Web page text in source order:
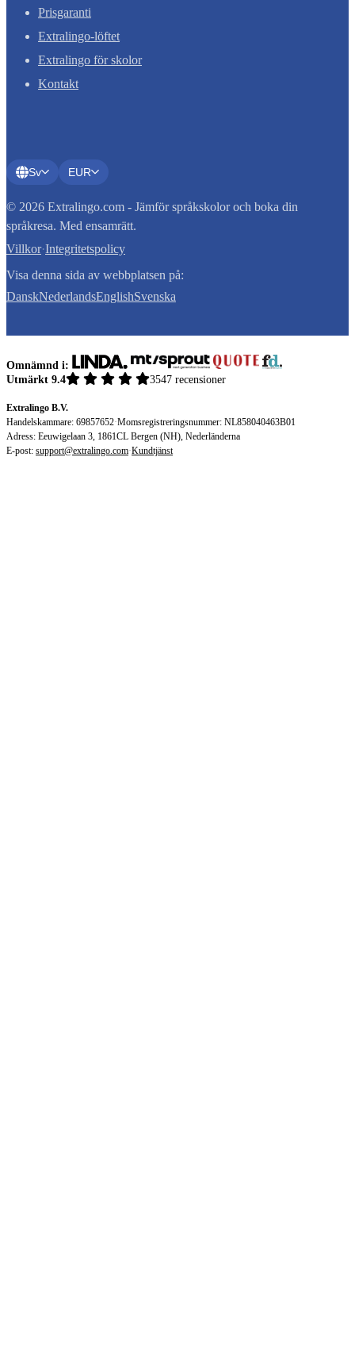
Prisgaranti
Extralingo-löftet
Extralingo för skolor
Kontakt
Sv EUR
© 2026 Extralingo.com - Jämför språkskolor och boka din
språkresa. Med ensamrätt.
Villkor·Integritetspolicy
Visa denna sida av webbplatsen på:
DanskNederlandsEnglishSvenska
Omnämnd i:
Utmärkt 9.4
3547 recensioner
Extralingo B.V.
Handelskammare: 69857652·Momsregistreringsnummer: NL858040463B01
Adress: Eeuwigelaan 3, 1861CL Bergen (NH), Nederländerna
E-post: support@extralingo.com·Kundtjänst